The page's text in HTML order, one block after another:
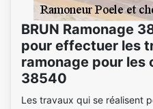
BRUN Ramonage
pour effectuer les
ramonage pour les
38540
Les travaux qui se réalisent